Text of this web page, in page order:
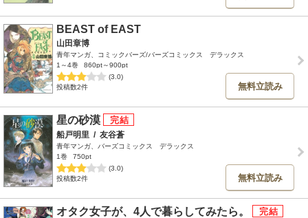
BEAST of EAST
山田章博
青年マンガ、コミックバーズ/バーズコミックス デラックス
1～4巻
860pt～900pt
(3.0)
投稿数2件
無料立読み
星の砂漠
船戸明里 / 友谷蒼
青年マンガ、バーズコミックス デラックス
1巻
750pt
(3.0)
投稿数2件
無料立読み
オタク女子が、4人で暮らしてみたら。